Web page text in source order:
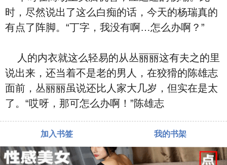
时，尽然说出了这么⽩痴的话，今天的杨瑞真的
有点了阵脚。“丁字 ，我没有啊…怎么办啊？”
人的内⾐就这么轻易的从丛丽丽这有夫之的里
说出来，还当着不是老的男人，在狡猾的陈雄志
面前，丛丽丽虽说还比人家大几岁，但实在是太
了。“哎呀，那可怎么办啊！”陈雄志
加入书签 我的书架